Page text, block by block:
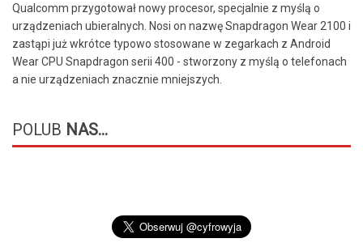
Qualcomm przygotował nowy procesor, specjalnie z myślą o
urządzeniach ubieralnych. Nosi on nazwę Snapdragon Wear 2100 i
zastąpi już wkrótce typowo stosowane w zegarkach z Android
Wear CPU Snapdragon serii 400 - stworzony z myślą o telefonach
a nie urządzeniach znacznie mniejszych.
POLUB NAS...